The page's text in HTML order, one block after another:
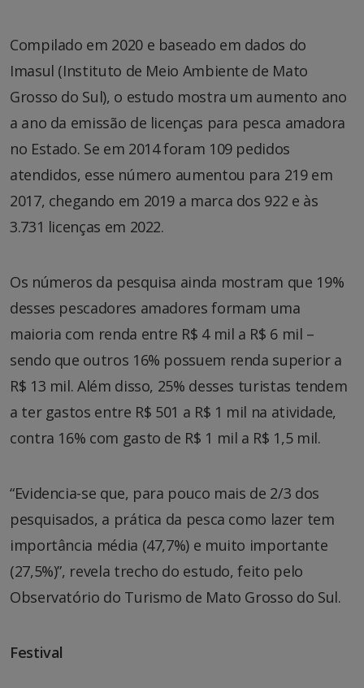
Compilado em 2020 e baseado em dados do
Imasul (Instituto de Meio Ambiente de Mato
Grosso do Sul), o estudo mostra um aumento ano
a ano da emissão de licenças para pesca amadora
no Estado. Se em 2014 foram 109 pedidos
atendidos, esse número aumentou para 219 em
2017, chegando em 2019 a marca dos 922 e às
3.731 licenças em 2022.
Os números da pesquisa ainda mostram que 19%
desses pescadores amadores formam uma
maioria com renda entre R$ 4 mil a R$ 6 mil –
sendo que outros 16% possuem renda superior a
R$ 13 mil. Além disso, 25% desses turistas tendem
a ter gastos entre R$ 501 a R$ 1 mil na atividade,
contra 16% com gasto de R$ 1 mil a R$ 1,5 mil.
“Evidencia-se que, para pouco mais de 2/3 dos
pesquisados, a prática da pesca como lazer tem
importância média (47,7%) e muito importante
(27,5%)”, revela trecho do estudo, feito pelo
Observatório do Turismo de Mato Grosso do Sul.
Festival